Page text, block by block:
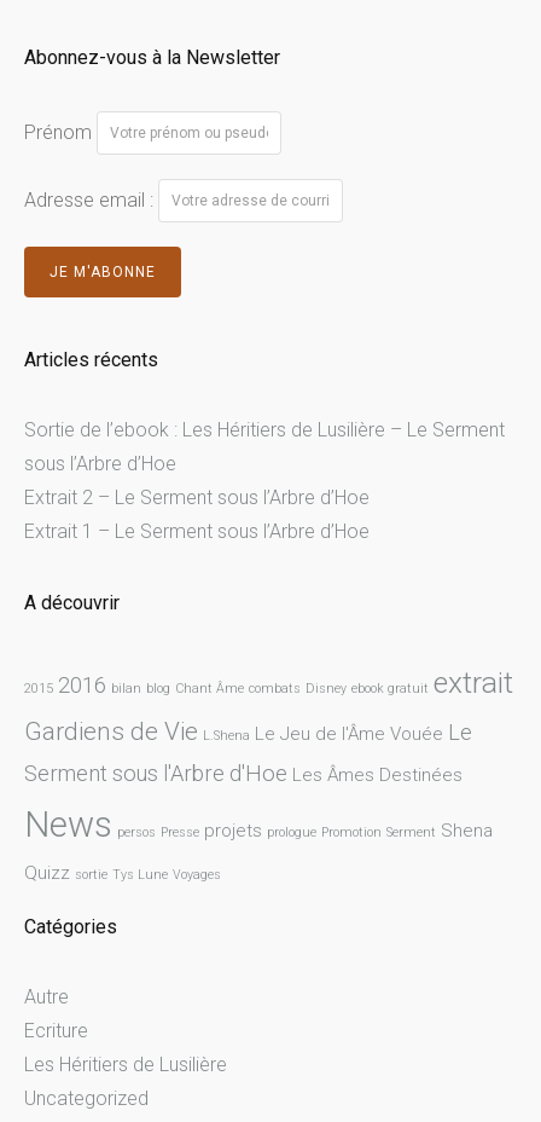
Abonnez-vous à la Newsletter
Prénom
Adresse email :
Articles récents
Sortie de l’ebook : Les Héritiers de Lusilière – Le Serment
sous l’Arbre d’Hoe
Extrait 2 – Le Serment sous l’Arbre d’Hoe
Extrait 1 – Le Serment sous l’Arbre d’Hoe
A découvrir
2015 2016 bilan blog Chant Âme combats Disney ebook gratuit extrait
Gardiens de Vie L.Shena Le Jeu de l'Âme Vouée Le
Serment sous l'Arbre d'Hoe Les Âmes Destinées
News persos Presse projets prologue Promotion Serment Shena
Quizz sortie Tys Lune Voyages
Catégories
Autre
Ecriture
Les Héritiers de Lusilière
Uncategorized